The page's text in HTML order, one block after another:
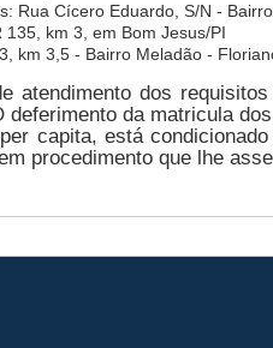
Rua Cícero Eduardo, S/N -
km 3, em Bom Jesus/PI
km 3,5 - Bairro Meladão -
atendimento dos
da matricula
capita, está
procedimento que lhe